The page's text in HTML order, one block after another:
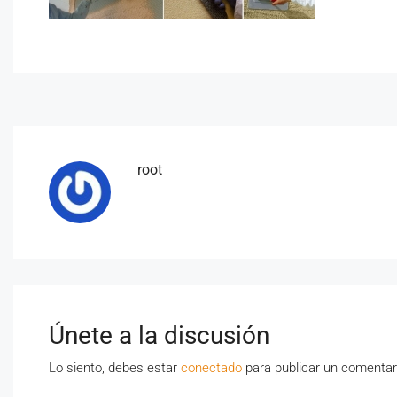
root
Únete a la discusión
Lo siento, debes estar conectado para publicar un